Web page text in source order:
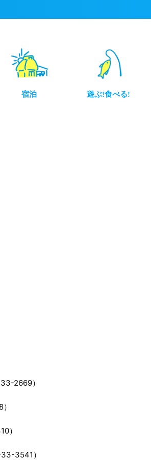
宿泊 遊ぶ!食べる!
2669）
）
3541）